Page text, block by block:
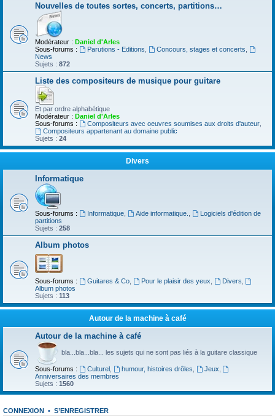
Nouvelles de toutes sortes, concerts, partitions…
Modérateur : Daniel d'Arles
Sous-forums :
Parutions - Editions Concours, stages et concerts
News
Sujets : 872
Liste des compositeurs de musique pour guitare
Et par ordre alphabétique
Modérateur : Daniel d'Arles
Sous-forums :
Compositeurs avec oeuvres soumises aux droits d'auteur,
Compositeurs appartenant au domaine public
Sujets : 24
Divers
Informatique
Sous-forums : Informatique, Aide informatique.
Logiciels d'édition de
partitions
Sujets : 258
Album photos
Sous-forums : Guitares & Co, Pour le plaisir des yeux Divers
Album photos
Sujets : 113
Autour de la machine à café
Autour de la machine à café
bla...bla...bla... les sujets qui ne sont pas liés à la guitare classique
Sous-forums : Culturel, humour, histoires drôles Jeux
Anniversaires des membres
Sujets : 1560
CONNEXION • S’ENREGISTRER